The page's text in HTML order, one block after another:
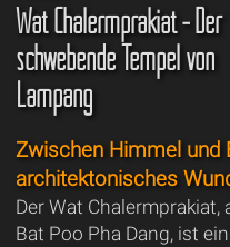
Wat Chalermprakiat - Der
schwebende Tempel von
Lampang
Zwischen Himmel und
architektonisches
Der Wat
Bat Poo Pha Dang, ist